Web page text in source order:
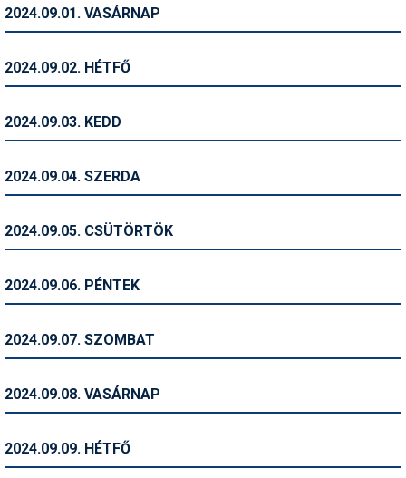
Humor
Ingatlan
Interjúk
Kerékpár
Korcsolya
Magazinok
Munkavállalás
Pályázatok
Portálinfo
2024.09.01. VASÁRNAP
2024.09.02. HÉTFŐ
2024.09.03. KEDD
2024.09.04. SZERDA
2024.09.05. CSÜTÖRTÖK
2024.09.06. PÉNTEK
2024.09.07. SZOMBAT
2024.09.08. VASÁRNAP
2024.09.09. HÉTFŐ